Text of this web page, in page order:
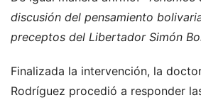
discusión del pensamiento
preceptos del Libertador Simón
Finalizada la intervención, la
Rodríguez procedió a responder